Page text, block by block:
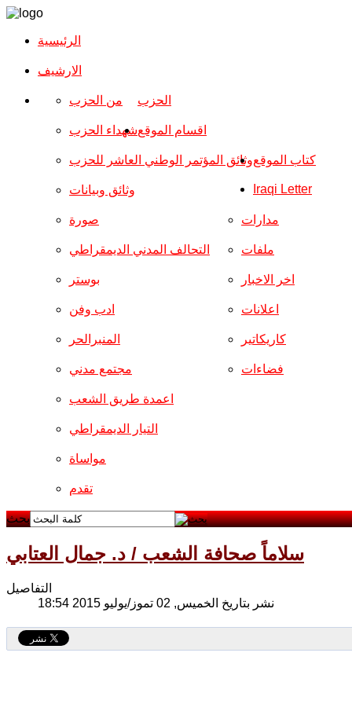
الرئيسية
الارشیف
الحزب من الحزب
شهداء الحزب
وثائق المؤتمر الوطني العاشر للحزب
وثائق وبيانات
اقسام الموقع
صورة
التحالف المدني الديمقراطي
بوستر
ادب وفن
المنبرالحر
مجتمع مدني
مدارات
ملفات
اخر الاخبار
اعلانات
كاريكاتير
فضاءات
اعمدة طريق الشعب
التيار الديمقراطي
مواساة
تقدم
كتاب الموقع
Iraqi Letter
بحث
سلاماً صحافة الشعب / د. جمال العتابي
التفاصيل
نشر بتاريخ الخميس, 02 تموز/يوليو 2015 18:54